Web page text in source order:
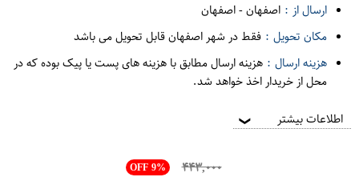
ارسال از : اصفهان-اصفهان
مکان تحویل : فقط در شهر اصفهان قابل تحویل می باشد
هزینه ارسال : هزینه ارسال مطابق با هزینه های پست یا پیک بوده که در
محل از خریدار اخذ خواهد شد.
اطلاعات بیشتر ❯
OFF 9% ۴۴۳,۰۰۰